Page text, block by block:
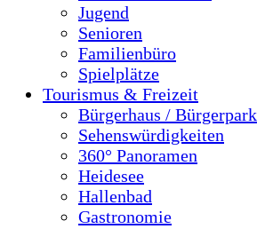
Jugend
Senioren
Familienbüro
Spielplätze
Tourismus & Freizeit
Bürgerhaus / Bürgerpark
Sehenswürdigkeiten
360° Panoramen
Heidesee
Hallenbad
Gastronomie